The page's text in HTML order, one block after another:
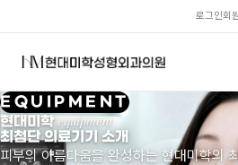
로그인회
현대미학 장비 소개
EQUIPMENT
현대미학 equipment
최첨단 의료기기 소개
피부의 아름다움을 완성하는 현대미학의